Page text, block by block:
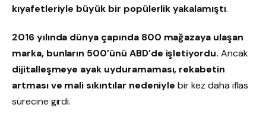
kıyafetleriyle büyük bir popülerlik yakalamıştı.
2016 yılında dünya çapında 800 mağazaya ulaşan
marka, bunların 500’ünü ABD’de işletiyordu. Ancak
dijitalleşmeye ayak uyduramaması, rekabetin
artması ve mali sıkıntılar nedeniyle bir kez daha iflas
sürecine girdi.